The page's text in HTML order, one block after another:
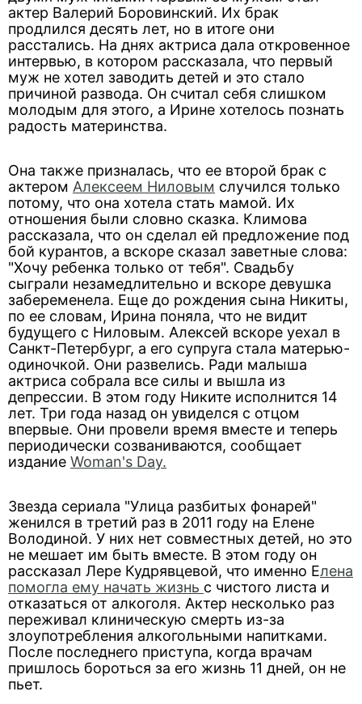
актер Валерий Боровинский. Их брак
продлился десять лет, но в итоге они
расстались. На днях актриса дала откровенное
интервью, в котором рассказала, что первый
муж не хотел заводить детей и это стало
причиной развода. Он считал себя слишком
молодым для этого, а Ирине хотелось познать
радость материнства.
Она также призналась, что ее второй брак с
актером Алексеем Ниловым случился только
потому, что она хотела стать мамой. Их
отношения были словно сказка. Климова
рассказала, что он сделал ей предложение под
бой курантов, а вскоре сказал заветные слова:
"Хочу ребенка только от тебя". Свадьбу
сыграли незамедлительно и вскоре девушка
забеременела. Еще до рождения сына Никиты,
по ее словам, Ирина поняла, что не видит
будущего с Ниловым. Алексей вскоре уехал в
Санкт-Петербург, а его супруга стала матерью-
одиночкой. Они развелись. Ради малыша
актриса собрала все силы и вышла из
депрессии. В этом году Никите исполнится 14
лет. Три года назад он увиделся с отцом
впервые. Они провели время вместе и теперь
периодически созваниваются, сообщает
издание Woman's Day.
Звезда сериала "Улица разбитых фонарей"
женился в третий раз в 2011 году на Елене
Володиной. У них нет совместных детей, но это
не мешает им быть вместе. В этом году он
рассказал Лере Кудрявцевой, что именно Елена
помогла ему начать жизнь с чистого листа и
отказаться от алкоголя. Актер несколько раз
переживал клиническую смерть из-за
злоупотребления алкогольными напитками.
После последнего приступа, когда врачам
пришлось бороться за его жизнь 11 дней, он не
пьет.